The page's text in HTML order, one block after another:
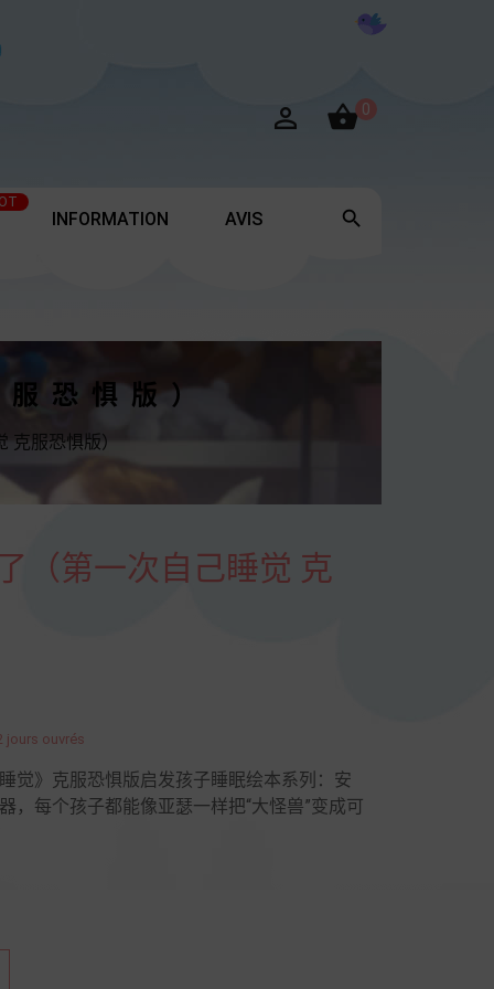
 0
INFORMATION AVIS 
恐惧版）
克服恐惧版）
（第一次自己睡觉 克
jours ouvrés
觉》克服恐惧版启发孩子睡眠绘本系列：安
，每个孩子都能像亚瑟一样把“大怪兽”变成可